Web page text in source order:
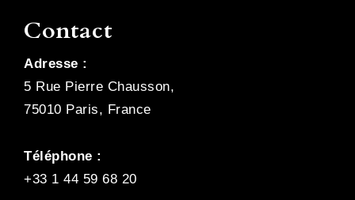
Contact
Adresse :
5 Rue Pierre Chausson,
75010 Paris, France
Téléphone :
+33 1 44 59 68 20